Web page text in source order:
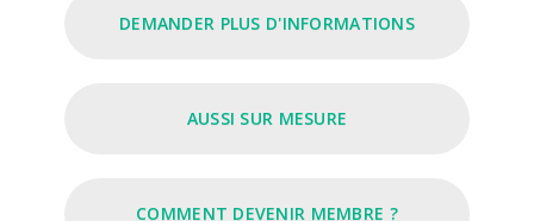
DEMANDER PLUS D'INFORMATIONS
AUSSI SUR MESURE
COMMENT DEVENIR MEMBRE ?